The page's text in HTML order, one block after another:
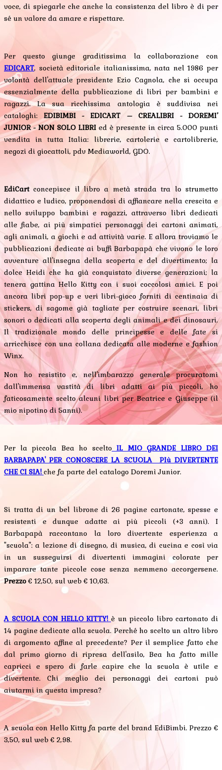
voce, di spiegarle che anche la consistenza del libro è di per
sé un valore da amare e rispettare.
Per questo giunge graditissima la collaborazione con
EDICART, società editoriale italianissima, nata nel 1986 per
volontà dell'attuale presidente Ezio Cagnola, che si occupa
essenzialmente della pubblicazione di libri per bambini e
ragazzi. La sua ricchissima antologia è suddivisa nei
cataloghi:EDIBIMBI - EDICART – CREALIBRI - DOREMI’
JUNIOR - NON SOLO LIBRI ed è presente in circa 5.000 punti
vendita in tutta Italia: librerie, cartolerie e cartolibrerie,
negozi di giocattoli, pdv Mediaworld, GDO.
EdiCartconcepisce il libro a metà strada tra lo strumetto
didattico e ludico, proponendosi di affiancare nella crescita e
nello sviluppo bambini e ragazzi, attraverso libri dedicati
alle fiabe, ai più simpatici personaggi dei cartoni animati,
agli animali, a giochi e ad attività varie. E allora troviamo le
pubblicazioni dedicate ai buffi Barbapapà che vivono le loro
avventure all'insegna della scoperta e del divertimento; la
dolce Heidi che ha già conquistato diverse generazioni; la
tenera gattina Hello Kitty con i suoi coccolosi amici. E poi
ancora libri pop-up e veri libri-gioco forniti di centinaia di
stickers, di sagome già tagliate per costruire scenari, libri
sonori o dedicati alla scoperta degli animali e dei dinosauri.
Il tradizionale mondo delle principesse e delle fate si
arricchisce con una collana dedicata alle moderne e fashion
Winx.
Non ho resistito e, nell'imbarazzo generale procuratomi
dall'immensa vastità di libri adatti ai più piccoli, ho
faticosamente scelto alcuni libri per Beatrice e Giuseppe (il
mio nipotino di 5anni).
Per la piccola Bea ho sceltoIL MIO GRANDE LIBRO DEI
BARBAPAPA' PER CONOSCERE LA SCUOLA PIù DIVERTENTE
CHE CI SIA! che fa parte del catalogo Doremì Junior.
Si tratta di un bel librone di 26 pagine cartonate, spesse e
resistenti e dunque adatte ai più piccoli (+3 anni). I
Barbapapà raccontano la loro divertente esperienza a
"scuola": a lezione di disegno, di musica, di cucina e così via
in un susseguirsi di divertenti immagini colorate per
imparare tante piccole cose senza nemmeno accorgersene.
Prezzo€ 12,50, sul web € 10,63.
A SCUOLA CON HELLO KITTY! è un piccolo libro cartonato di
14 pagine dedicate alla scuola. Perché ho scelto un altro libro
di argomento affine al precedente? Per il semplice fatto che
dal primo giorno di ripresa dell'asilo, Bea ha fatto mille
capricci e spero di farle capire che la scuola è utile e
divertente. Chi meglio dei personaggi dei cartoni può
aiutarmi in questa impresa?
A scuola con Hello Kitty fa parte del brand EdiBimbi. Prezzo €
3,50, sul web € 2,98.